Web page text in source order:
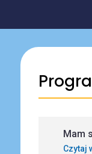
Mam
Czytaj